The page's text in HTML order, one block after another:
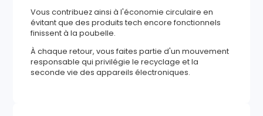
Vous contribuez ainsi à l'économie circulaire en
évitant que des produits tech encore fonctionnels
finissent à la poubelle.
À chaque retour, vous faites partie d'un mouvement
responsable qui privilégie le recyclage et la
seconde vie des appareils électroniques.